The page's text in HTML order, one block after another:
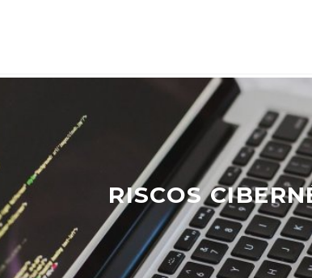
RISCOS
RISCOS
Riscos que devem mesmo de